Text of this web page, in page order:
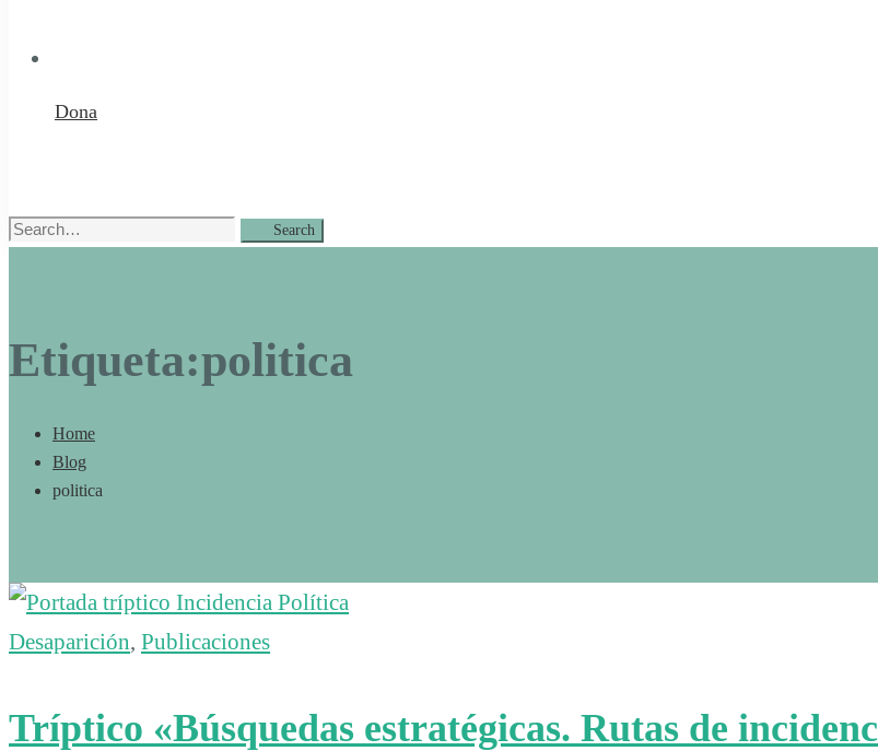
Dona
Search
Search
Etiqueta:politica
Home
Blog
politica
Desaparición, Publicaciones
Tríptico «Búsquedas estratégicas. Rutas de